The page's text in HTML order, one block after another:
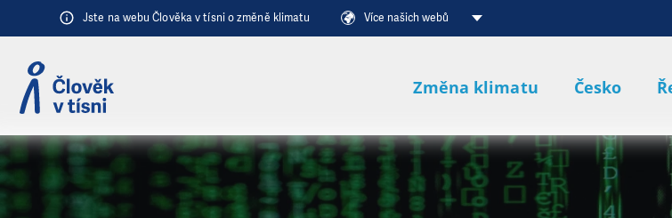
Přeskočit na obsah
Jste na webu Člověka v tísni o změně klimatu Více našich webů
Změna klimatu Česko